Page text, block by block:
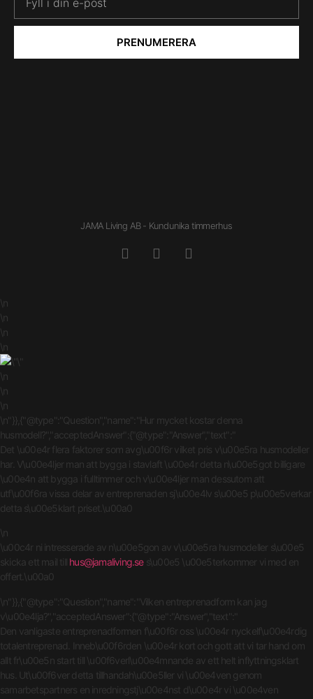
PRENUMERERA
JAMA Living AB - Kundunika timmerhus
\n
\n
\n
\n
\n
\n
\n
\n"}},{"@type":"Question","name":"Hur mycket kostar denna
husmodell?","acceptedAnswer":{"@type":"Answer","text":"
Det \u00e4r flera faktorer som avg\u00f6r vilket pris v\u00e5ra husmodeller
har. V\u00e4ljer man att bygga i stavlaft \u00e4r detta n\u00e5got billigare
\u00e4n att bygga i fulltimmer och v\u00e4ljer man dessutom att
utf\u00f6ra vissa delar av entreprenaden sj\u00e4lv s\u00e5 p\u00e5verkar
detta s\u00e5klart priset.\u00a0
\n
\u00c4r ni intresserade av n\u00e5gon av v\u00e5ra husmodeller s\u00e5
skicka ett mail till hus@jamaliving.ses\u00e5 \u00e5terkommer vi med en
offert.\u00a0
\n"}},{"@type":"Question","name":"Vilken entreprenadform kan jag
v\u00e4lja?","acceptedAnswer":{"@type":"Answer","text":"
Den vanligaste entreprenadformen f\u00f6r oss \u00e4r nyckelf\u00e4rdig
totalentreprenad. Inneb\u00f6rden \u00e4r kort och gott att vi tar hand om
allt fr\u00e5n start till \u00f6verl\u00e4mnande av ett helt inflyttningsklart
hus. Ut\u00f6ver detta tillhandah\u00e5ller vi \u00e4ven genom
samarbetspartners en inredningstj\u00e4nst d\u00e4r vi \u00e4ven